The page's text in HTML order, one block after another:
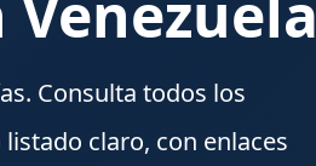
Consulta todos los
claro, con enlaces